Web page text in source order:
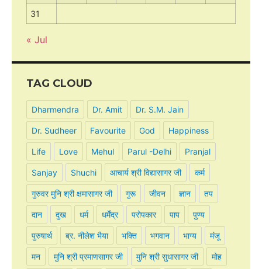
31
« Jul
TAG CLOUD
Dharmendra Dr. Amit Dr. S.M. Jain
Dr. Sudheer Favourite God Happiness
Life Love Mehul Parul -Delhi Pranjal
Sanjay Shuchi आचार्य श्री विद्यासागर जी कर्म
गुरुवर मुनि श्री क्षमासागर जी गुरू जीवन ज्ञान तप
दान दुख धर्म धर्मेंद्र परोपकार पाप पुण्य
पुरुषार्थ ब्र. नीलेश भैया भक्ति भगवान भाग्य मंजू
मन मुनि श्री प्रमाणसागर जी मुनि श्री सुधासागर जी मोह